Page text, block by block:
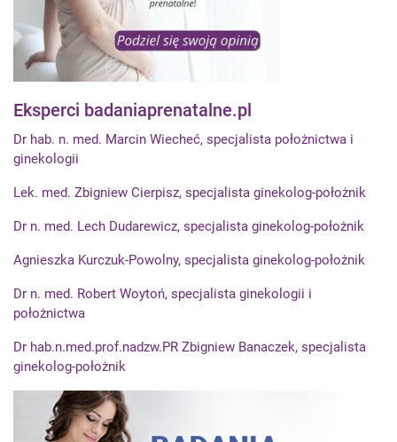
Eksperci badaniaprenatalne.pl
Dr hab. n. med. Marcin Wiecheć, specjalista położnictwa i
ginekologii
Lek. med. Zbigniew Cierpisz, specjalista ginekolog-położnik
Dr n. med. Lech Dudarewicz, specjalista ginekolog-położnik
Agnieszka Kurczuk-Powolny, specjalista ginekolog-położnik
Dr n. med. Robert Woytoń, specjalista ginekologii i
położnictwa
Dr hab.n.med.prof.nadzw.PR Zbigniew Banaczek, specjalista
ginekolog-położnik